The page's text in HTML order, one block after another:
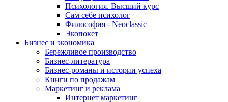
Психология. Высший курс
Сам себе психолог
Философия - Neoclassic
Экопокет
Бизнес и экономика
Бережливое производство
Бизнес-литература
Бизнес-романы и истории успеха
Книги по продажам
Маркетинг и реклама
Интернет маркетинг